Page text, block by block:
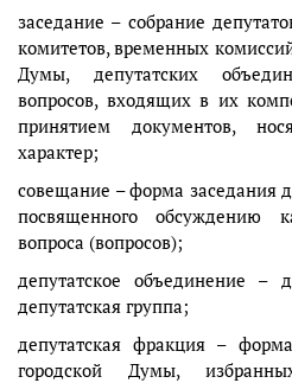
заседание – собрание
комитетов, временных
Думы, депутатских
вопросов, входящих в их
принятием документов,
характер;
совещание – форма заседания
посвященного обсуждению
вопроса (вопросов);
депутатское объединение –
депутатская группа;
депутатская фракция –
городской Думы,